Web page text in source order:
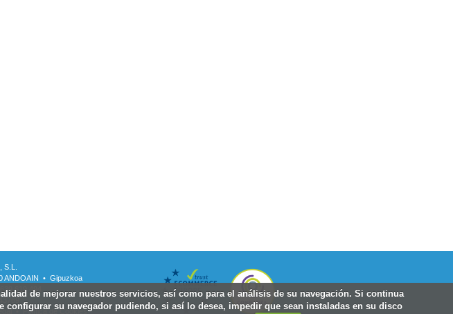
ANDOAIN • Gipuzkoa
619 494
•Política de Cookies
de mejorar nuestros servicios, así como para el análisis de su navegación. Si continua
su navegador pudiendo, si así lo desea, impedir que sean instaladas en su disco